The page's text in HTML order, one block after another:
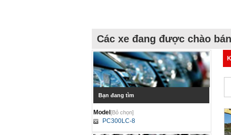
Các xe đang được chào bán
Bạn đang tìm
Model[Bỏ chọn]
PC300LC-8